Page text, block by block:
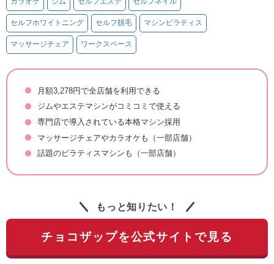
セルフホワイトニング セルフ脱毛 マシンピラティス
マッサージチェア ワークスペース
月額3,278円で全店舗を利用できる
ジムやエステマシンがコミコミで使える
専門店で導入されている本格マシン採用
マッサージチェアやカラオケも（一部店舗）
話題のピラティスマシンも（一部店舗）
もっと知りたい！
チョコザップを公式サイトで見る